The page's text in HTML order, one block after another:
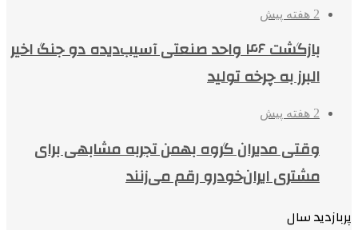
2 هفته پیش
بازگشت ۴۶ واحد صنعتی آسیب‌دیده دو جنگ اخیر
البرز به چرخه تولید
2 هفته پیش
وقتی مدیران گروه بهمن تجربه مشابهی برای
مشتری ایران‌خودرو رقم می‌زنند
پربازدید سال